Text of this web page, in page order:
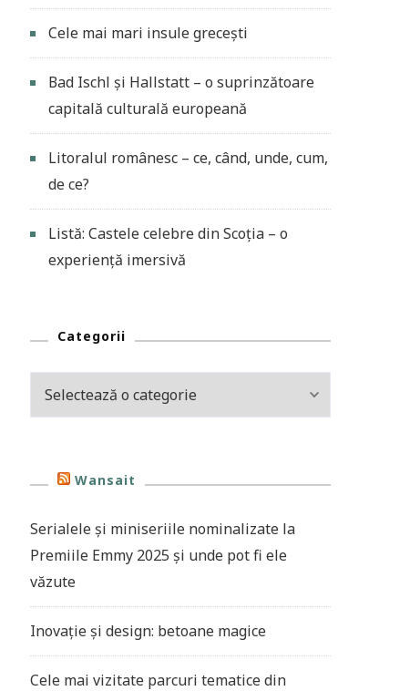
Cele mai mari insule grecești
Bad Ischl și Hallstatt – o suprinzătoare
capitală culturală europeană
Litoralul românesc – ce, când, unde, cum,
de ce?
Listă: Castele celebre din Scoția – o
experiență imersivă
Categorii
Wansait
Serialele și miniseriile nominalizate la
Premiile Emmy 2025 și unde pot fi ele
văzute
Inovație și design: betoane magice
Cele mai vizitate parcuri tematice din